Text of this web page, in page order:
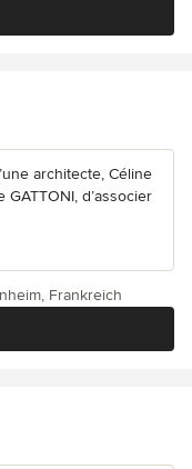
architecte, Céline
GATTONI, d’associer
Frankreich